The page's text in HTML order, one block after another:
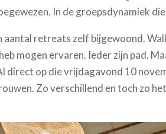
In de groepsdynamiek
aantal retreats zelf bijgewoond.
mogen ervaren. Ieder zijn pad.
direct op die vrijdagavond 10
Zo verschillend en toch zo